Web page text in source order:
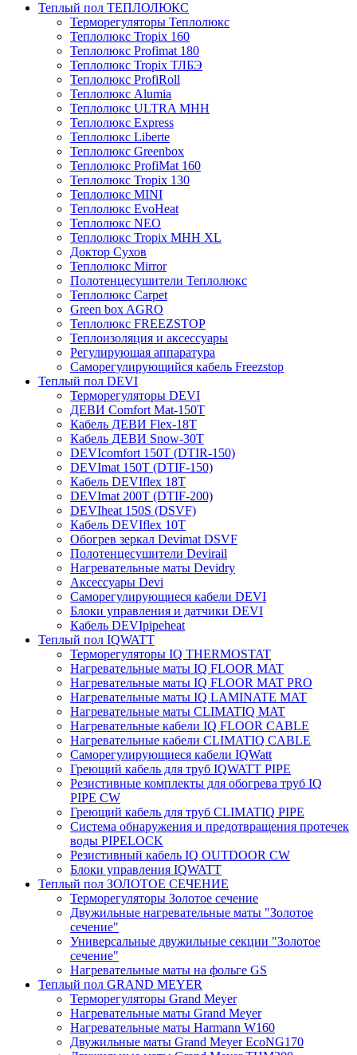
Теплый пол ТЕПЛОЛЮКС
Терморегуляторы Теплолюкс
Теплолюкс Tropix 160
Теплолюкс Profimat 180
Теплолюкс Tropix ТЛБЭ
Теплолюкс ProfiRoll
Теплолюкс Alumia
Теплолюкс ULTRA МНН
Теплолюкс Express
Теплолюкс Liberte
Теплолюкс Greenbox
Теплолюкс ProfiMat 160
Теплолюкс Tropix 130
Теплолюкс MINI
Теплолюкс EvoHeat
Теплолюкс NEO
Теплолюкс Tropix МНН XL
Доктор Сухов
Теплолюкс Mirror
Полотенцесушители Теплолюкс
Теплолюкс Carpet
Green box AGRO
Теплолюкс FREEZSTOP
Теплоизоляция и аксессуары
Регулирующая аппаратура
Cаморегулирующийся кабель Freezstop
Теплый пол DEVI
Терморегуляторы DEVI
ДЕВИ Comfort Mat-150T
Кабель ДЕВИ Flex-18T
Кабель ДЕВИ Snow-30T
DEVIcomfort 150T (DTIR-150)
DEVImat 150T (DTIF-150)
Кабель DEVIflex 18T
DEVImat 200T (DTIF-200)
DEVIheat 150S (DSVF)
Кабель DEVIflex 10T
Обогрев зеркал Devimat DSVF
Полотенцесушители Devirail
Нагревательные маты Devidry
Аксессуары Devi
Саморегулирующиеся кабели DEVI
Блоки управления и датчики DEVI
Кабель DEVIpipeheat
Теплый пол IQWATT
Терморегуляторы IQ THERMOSTAT
Нагревательные маты IQ FLOOR MAT
Нагревательные маты IQ FLOOR MAT PRO
Нагревательные маты IQ LAMINATE MAT
Нагревательные маты CLIMATIQ MAT
Нагревательные кабели IQ FLOOR CABLE
Нагревательные кабели CLIMATIQ CABLE
Саморегулирующиеся кабели IQWatt
Греющий кабель для труб IQWATT PIPE
Резистивные комплекты для обогрева труб IQ
PIPE CW
Греющий кабель для труб CLIMATIQ PIPE
Система обнаружения и предотвращения протечек
воды PIPELOCK
Резистивный кабель IQ OUTDOOR CW
Блоки управления IQWATT
Теплый пол ЗОЛОТОЕ СЕЧЕНИЕ
Терморегуляторы Золотое сечение
Двужильные нагревательные маты "Золотое
сечение"
Универсальные двужильные секции "Золотое
сечение"
Нагревательные маты на фольге GS
Теплый пол GRAND MEYER
Терморегуляторы Grand Meyer
Нагревательные маты Grand Meyer
Нагревательные маты Harmann W160
Двужильные маты Grand Meyer EcoNG170